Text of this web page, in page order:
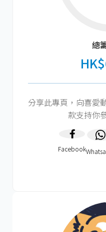
總
分享此專頁，向喜愛
款支持你
Facebook